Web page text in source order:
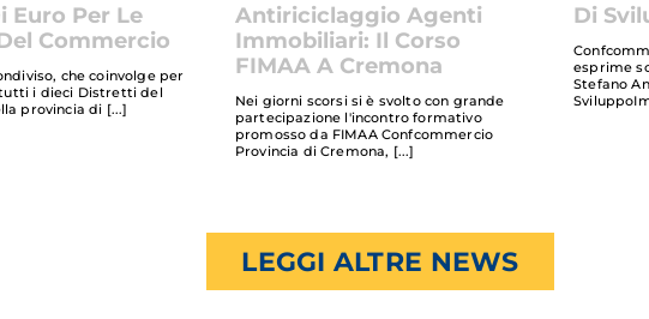
Euro Per Le
Commercio
che coinvolge per
i dieci Distretti del
provincia di
Antiriciclaggio Agenti
Immobiliari: Il Corso
FIMAA A Cremona
Nei giorni scorsi si è svolto con grande
partecipazione l'incontro formativo
promosso da FIMAA Confcommercio
Provincia di Cremona,
Di
esprime
Stefano
LEGGI ALTRE NEWS